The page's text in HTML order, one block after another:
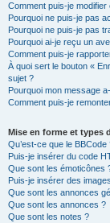
Comment puis-je
Pourquoi ne puis-je pas
Pourquoi ne puis-je pas
Pourquoi ai-je reçu un
Comment puis-je
À quoi sert le bouton «
sujet ?
Pourquoi mon message
Comment puis-je
Mise en forme et types
Qu’est-ce que le BBCode
Puis-je insérer du code
Que sont les émoticônes
Puis-je insérer des
Que sont les annonces
Que sont les annonces ?
Que sont les notes ?